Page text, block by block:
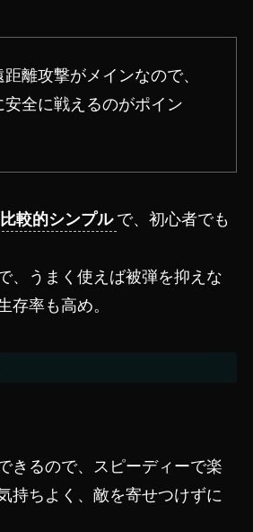
離攻撃がメインなので、
全に戦えるのがポイン
較的シンプル で、初心者でも
、うまく使えば被弾を抑えな
存率も高め。
きるので、スピーディーで楽
持ちよく、敵を寄せつけずに